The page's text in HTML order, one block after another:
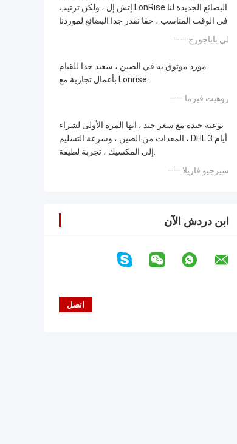
إتش إل ، ولكن ترتيب LonRise البضائع الجديدة لنا
في الوقت المناسب ، حقا نقدر جدا البضائع لموردنا
—— لي باباجورج
مورد موثوق به في الصين ، سعيد جدا للقيام
بأعمال تجارية مع Lonrise.
—— روهيت فيرما
نوعية جيدة مع سعر جيد ، انها المرة الأولى لشراء
المعدات من الصين ، وسرعة التسليم ، DHL 3 أيام
إلى المكسيك ، تجربة لطيفة.
—— سيرجيو فاريلا
ابن دردش الآن